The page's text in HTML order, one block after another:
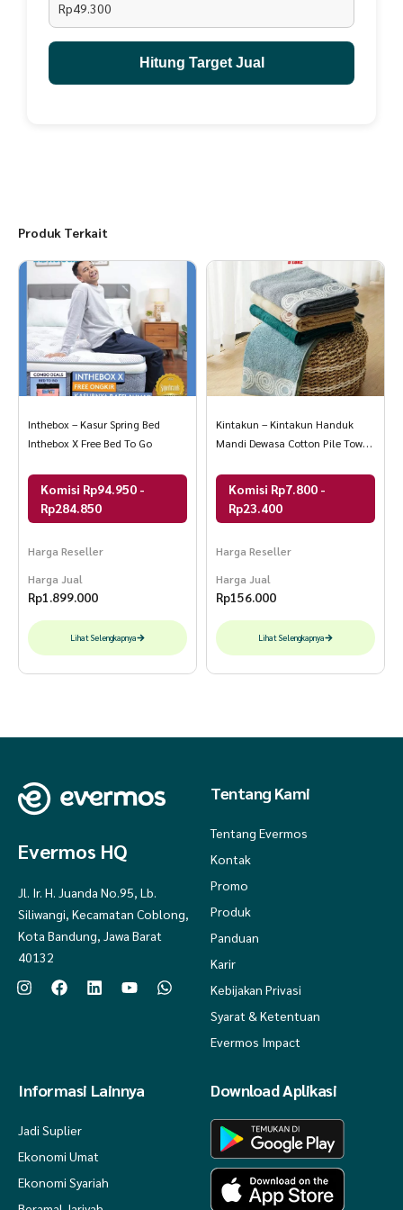
Rp49.300
Hitung Target Jual
Produk Terkait
Inthebox – Kasur Spring Bed
Inthebox X Free Bed To Go
Komisi Rp94.950 -
Rp284.850
Harga Reseller
Harga Jual
Rp1.899.000
Lihat Selengkapnya
Kintakun – Kintakun Handuk
Mandi Dewasa Cotton Pile Towel
Komisi Rp7.800 -
Rp23.400
Harga Reseller
Harga Jual
Rp156.000
Lihat Selengkapnya
Evermos HQ
Jl. Ir. H. Juanda No.95, Lb.
Siliwangi, Kecamatan Coblong,
Kota Bandung, Jawa Barat
40132
Tentang Kami
Tentang Evermos
Kontak
Promo
Produk
Panduan
Karir
Kebijakan Privasi
Syarat & Ketentuan
Evermos Impact
Informasi Lainnya
Jadi Suplier
Ekonomi Umat
Ekonomi Syariah
Download Aplikasi